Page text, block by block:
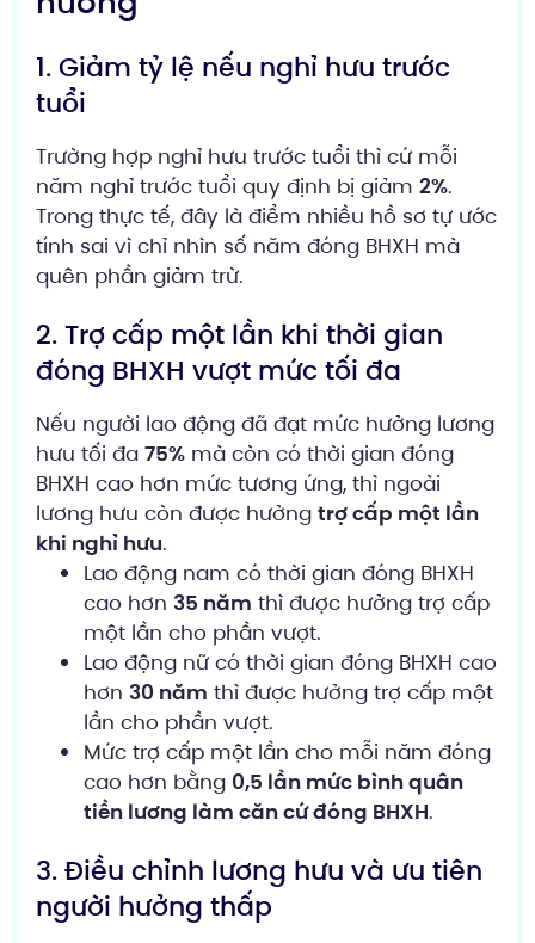
1. Giảm tỷ lệ nếu nghỉ hưu trước
tuổi
Trường hợp nghỉ hưu trước tuổi thì cứ mỗi
năm nghỉ trước tuổi quy định bị giảm 2%.
Trong thực tế, đây là điểm nhiều hồ sơ tự ước
tính sai vì chỉ nhìn số năm đóng BHXH mà
quên phần giảm trừ.
2. Trợ cấp một lần khi thời gian
đóng BHXH vượt mức tối đa
Nếu người lao động đã đạt mức hưởng lương
hưu tối đa 75% mà còn có thời gian đóng
BHXH cao hơn mức tương ứng, thì ngoài
lương hưu còn được hưởng trợ cấp một lần
khi nghỉ hưu.
Lao động nam có thời gian đóng BHXH
cao hơn 35 năm thì được hưởng trợ cấp
một lần cho phần vượt.
Lao động nữ có thời gian đóng BHXH cao
hơn 30 năm thì được hưởng trợ cấp một
lần cho phần vượt.
Mức trợ cấp một lần cho mỗi năm đóng
cao hơn bằng 0,5 lần mức bình quân
tiền lương làm căn cứ đóng BHXH.
3. Điều chỉnh lương hưu và ưu tiên
người hưởng thấp